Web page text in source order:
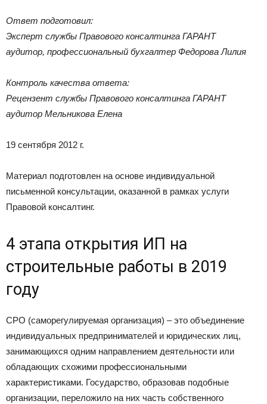
Ответ подготовил:
Эксперт службы Правового консалтинга ГАРАНТ
аудитор, профессиональный бухгалтер Федорова Лилия
Контроль качества ответа:
Рецензент службы Правового консалтинга ГАРАНТ
аудитор Мельникова Елена
19 сентября 2012 г.
Материал подготовлен на основе индивидуальной
письменной консультации, оказанной в рамках услуги
Правовой консалтинг.
4 этапа открытия ИП на
строительные работы в 2019
году
СРО (саморегулируемая организация) – это объединение
индивидуальных предпринимателей и юридических лиц,
занимающихся одним направлением деятельности или
обладающих схожими профессиональными
характеристиками. Государство, образовав подобные
организации, переложило на них часть собственного